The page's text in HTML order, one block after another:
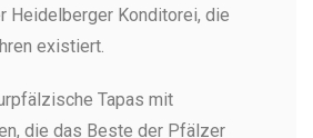
Heidelberger Konditorei, die
existiert.
Tapas mit
die das Beste der Pfälzer